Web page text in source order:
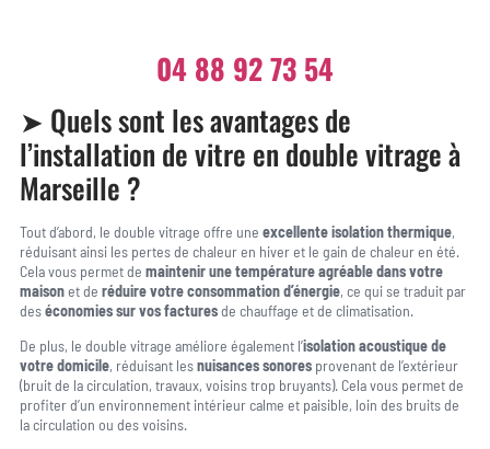
04 88 92 73 54
➤ Quels sont les avantages de
l’installation de vitre en double vitrage à
Marseille ?
Tout d’abord, le double vitrage offre une excellente isolation thermique,
réduisant ainsi les pertes de chaleur en hiver et le gain de chaleur en été.
Cela vous permet de maintenir une température agréable dans votre
maisonet de réduire votre consommation d’énergie, ce qui se traduit par
deséconomies sur vos facturesde chauffage et de climatisation.
De plus, le double vitrage améliore également l’isolation acoustique de
votre domicile, réduisant lesnuisances sonoresprovenant de l’extérieur
(bruit de la circulation, travaux, voisins trop bruyants). Cela vous permet de
profiter d’un environnement intérieur calme et paisible, loin des bruits de
la circulation ou des voisins.